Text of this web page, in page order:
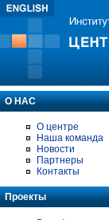
О НАС
О центре
Наша команда
Новости
Партнеры
Контакты
Проекты